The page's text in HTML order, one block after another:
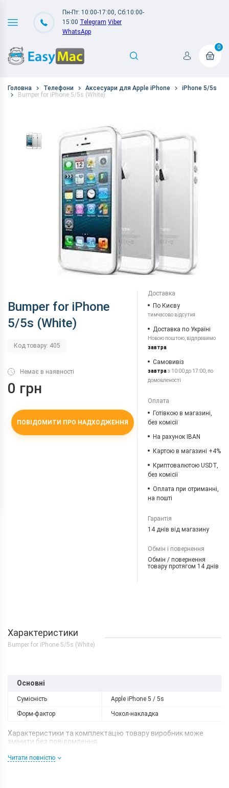
Пн-Пт: 10:00-17:00, Сб:10:00-
15:00 Telegram Viber
WhatsApp
0
Головна Телефони Аксесуари для Apple iPhone
iPhone 5/5s
Bumper for iPhone 5/5s (White)
Bumper for iPhone
5/5s (White)
Код товару: 405
Немає в наявності
0 грн
ПОВІДОМИТИ ПРО НАДХОДЖЕННЯ
Доставка
По Києву
тимчасово відсутня
Доставка по Україні
Новою поштою, відправимо
завтра
Самовивіз
завтраз 10:00 до 17:00, по
домовленості
Оплата
Готівкою в магазині,
без комісії
На рахунок IBAN
Картою в магазині +4%
Криптовалютою USDT,
без комісії
Оплата при отриманні,
на пошті
Гарантія
14 днів від магазину
Обмін і повернення
Обмін / повернення
товару протягом 14 днів
Характеристики
Bumper for iPhone 5/5s (White)
Основні
Сумісність Apple iPhone 5 / 5s
Форм-фактор Чохол-накладка
Характеристики та комплектацію товару виробник може
змінити без повідомлення.
Читати повністю